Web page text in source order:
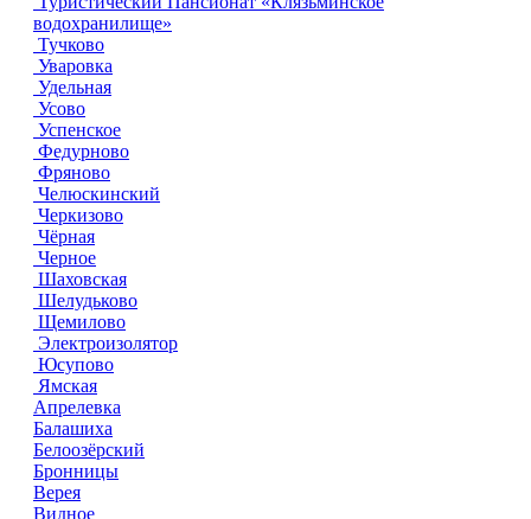
водохранилище»
Тучково
Уваровка
Удельная
Усово
Успенское
Федурново
Фряново
Челюскинский
Черкизово
Чёрная
Черное
Шаховская
Шелудьково
Щемилово
Электроизолятор
Юсупово
Ямская
Апрелевка
Балашиха
Белоозёрский
Бронницы
Верея
Видное